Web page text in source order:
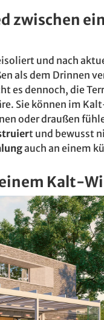
zwischen
und nach
als dem Drinnen
es dennoch, die
Sie können im
oder draußen
t und bewusst
auch an einem
einem